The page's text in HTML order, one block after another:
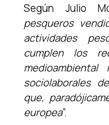
Según Julio
pesqueros
actividades
cumplen los
sociolaborales
que,
europea”.